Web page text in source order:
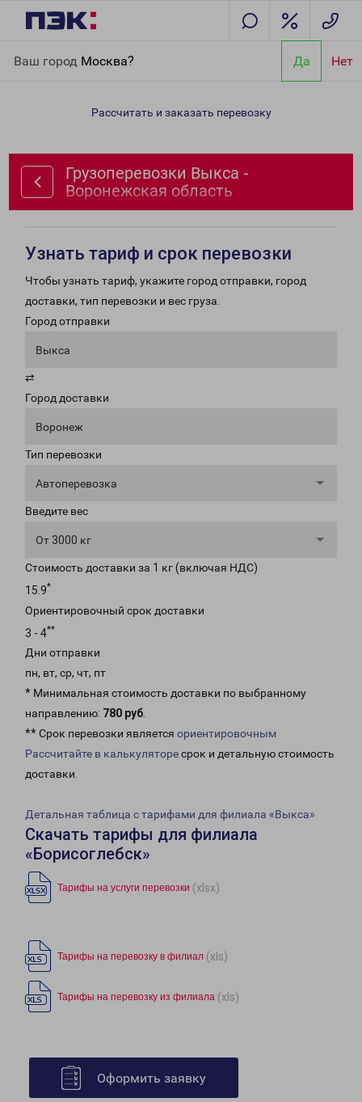
Ваш город Москва? Да Нет
область
Рассчитать и заказать перевозку
Грузоперевозки Выкса -
Воронежская область
Узнать тариф и срок перевозки
Чтобы узнать тариф, укажите город отправки, город
доставки, тип перевозки и вес груза.
Город отправки
Выкса
⇄
Город доставки
Воронеж
Тип перевозки
Автоперевозка
Введите вес
От 3000 кг
Стоимость доставки за 1 кг (включая НДС)
15.9*
Ориентировочный срок доставки
3 - 4**
Дни отправки
пн, вт, ср, чт, пт
* Минимальная стоимость доставки по выбранному
направлению: 780 руб.
** Срок перевозки является ориентировочным
Рассчитайте в калькуляторесрок и детальную стоимость
доставки.
Детальная таблица с тарифами для филиала «Выкса»
Скачать тарифы для филиала
«Борисоглебск»
Тарифы на услуги перевозки (xlsx)
Тарифы на перевозку в филиал (xls)
Тарифы на перевозку из филиала (xls)
Оформить заявку